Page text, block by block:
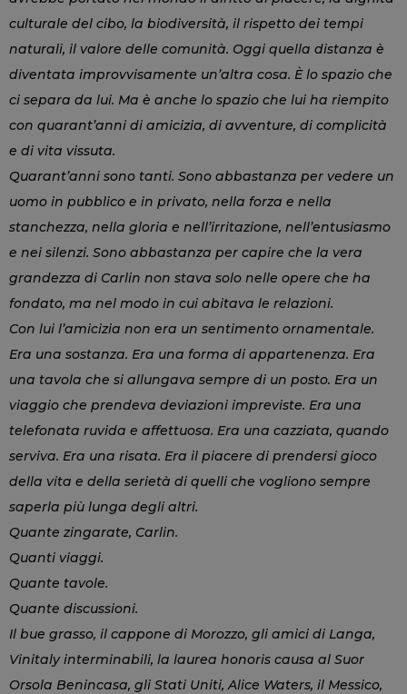
culturale del cibo, la biodiversità, il rispetto dei tempi
naturali, il valore delle comunità. Oggi quella distanza è
diventata improvvisamente un’altra cosa. È lo spazio che
ci separa da lui. Ma è anche lo spazio che lui ha riempito
con quarant’anni di amicizia, di avventure, di complicità
e di vita vissuta.
Quarant’anni sono tanti. Sono abbastanza per vedere un
uomo in pubblico e in privato, nella forza e nella
stanchezza, nella gloria e nell’irritazione, nell’entusiasmo
e nei silenzi. Sono abbastanza per capire che la vera
grandezza di Carlin non stava solo nelle opere che ha
fondato, ma nel modo in cui abitava le relazioni.
Con lui l’amicizia non era un sentimento ornamentale.
Era una sostanza. Era una forma di appartenenza. Era
una tavola che si allungava sempre di un posto. Era un
viaggio che prendeva deviazioni impreviste. Era una
telefonata ruvida e affettuosa. Era una cazziata, quando
serviva. Era una risata. Era il piacere di prendersi gioco
della vita e della serietà di quelli che vogliono sempre
saperla più lunga degli altri.
Quante zingarate, Carlin.
Quanti viaggi.
Quante tavole.
Quante discussioni.
Il bue grasso, il cappone di Morozzo, gli amici di Langa,
Vinitaly interminabili, la laurea honoris causa al Suor
Orsola Benincasa, gli Stati Uniti, Alice Waters, il Messico,